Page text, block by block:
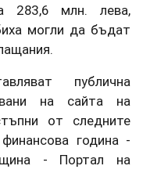
283,6 млн. лева,
могли да бъдат
публична
на сайта на
от следните
година -
- Портал на